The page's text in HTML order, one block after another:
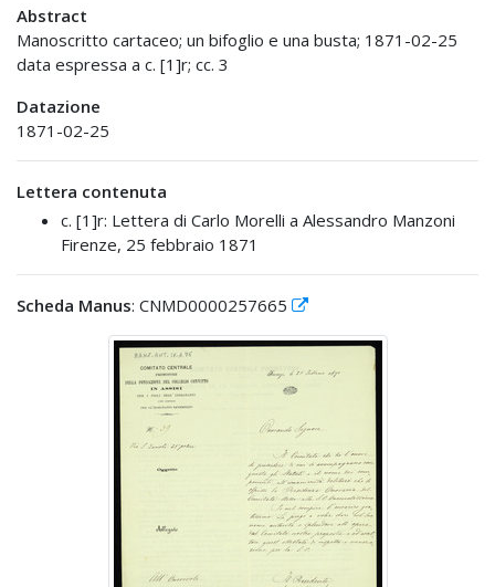
Abstract
Manoscritto cartaceo; un bifoglio e una busta; 1871-02-25
data espressa a c. [1]r; cc. 3
Datazione
1871-02-25
Lettera contenuta
c. [1]r: Lettera di Carlo Morelli a Alessandro Manzoni
Firenze, 25 febbraio 1871
Scheda Manus: CNMD0000257665